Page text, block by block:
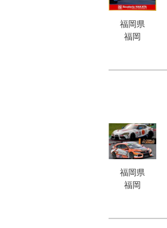
福岡県
福岡
福岡県
福岡